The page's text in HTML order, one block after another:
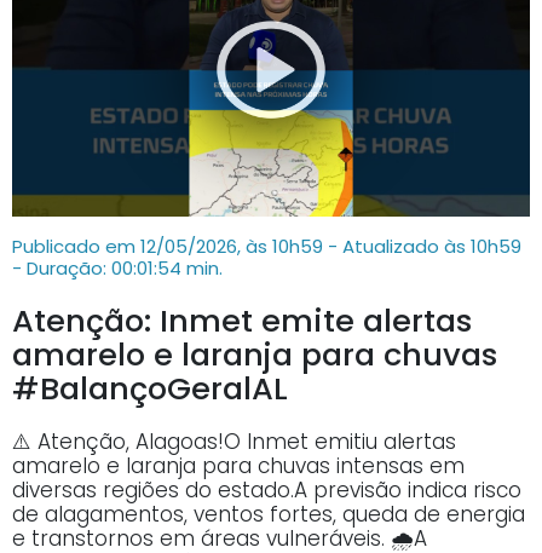
Publicado em 12/05/2026, às 10h59 - Atualizado às 10h59
- Duração: 00:01:54 min.
Atenção: Inmet emite alertas
amarelo e laranja para chuvas
#BalançoGeralAL
⚠️ Atenção, Alagoas!O Inmet emitiu alertas
amarelo e laranja para chuvas intensas em
diversas regiões do estado.A previsão indica risco
de alagamentos, ventos fortes, queda de energia
e transtornos em áreas vulneráveis. 🌧️A